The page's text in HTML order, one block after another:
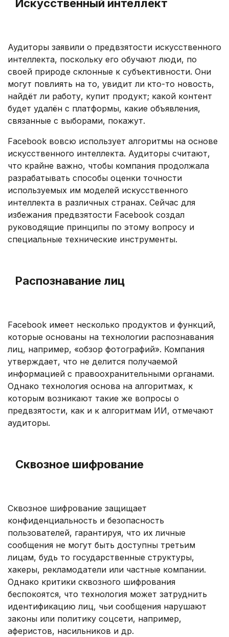
Искусственный интеллект
Аудиторы заявили о предвзятости искусственного
интеллекта, поскольку его обучают люди, по
своей природе склонные к субъективности. Они
могут повлиять на то, увидит ли кто-то новость,
найдёт ли работу, купит продукт; какой контент
будет удалён с платформы, какие объявления,
связанные с выборами, покажут.
Facebook вовсю использует алгоритмы на основе
искусственного интеллекта. Аудиторы считают,
что крайне важно, чтобы компания продолжала
разрабатывать способы оценки точности
используемых им моделей искусственного
интеллекта в различных странах. Сейчас для
избежания предвзятости Facebook создал
руководящие принципы по этому вопросу и
специальные технические инструменты.
Распознавание лиц
Facebook имеет несколько продуктов и функций,
которые основаны на технологии распознавания
лиц, например, «обзор фотографий». Компания
утверждает, что не делится получаемой
информацией с правоохранительными органами.
Однако технология основа на алгоритмах, к
которым возникают такие же вопросы о
предвзятости, как и к алгоритмам ИИ, отмечают
аудиторы.
Сквозное шифрование
Сквозное шифрование защищает
конфиденциальность и безопасность
пользователей, гарантируя, что их личные
сообщения не могут быть доступны третьим
лицам, будь то государственные структуры,
хакеры, рекламодатели или частные компании.
Однако критики сквозного шифрования
беспокоятся, что технология может затруднить
идентификацию лиц, чьи сообщения нарушают
законы или политику соцсети, например,
аферистов, насильников и др.